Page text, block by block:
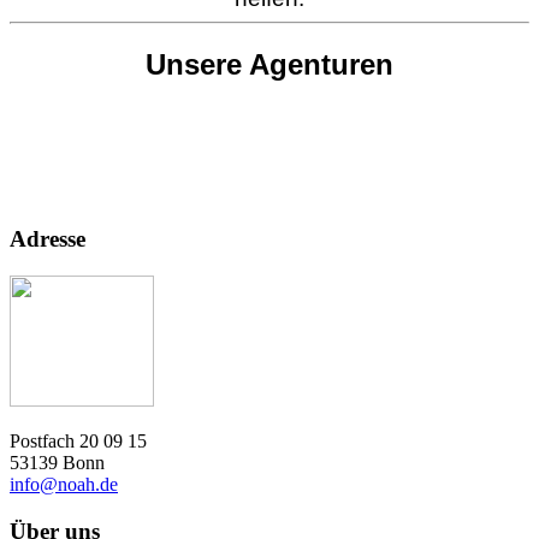
Unsere Agenturen
Adresse
Postfach 20 09 15
53139 Bonn
info@noah.de
Über uns